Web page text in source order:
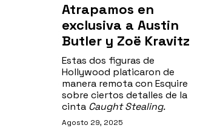
Atrapamos en
exclusiva a Austin
Butler y Zoë Kravitz
Estas dos figuras de
Hollywood platicaron de
manera remota con Esquire
sobre ciertos detalles de la
cinta Caught Stealing.
Agosto 29, 2025